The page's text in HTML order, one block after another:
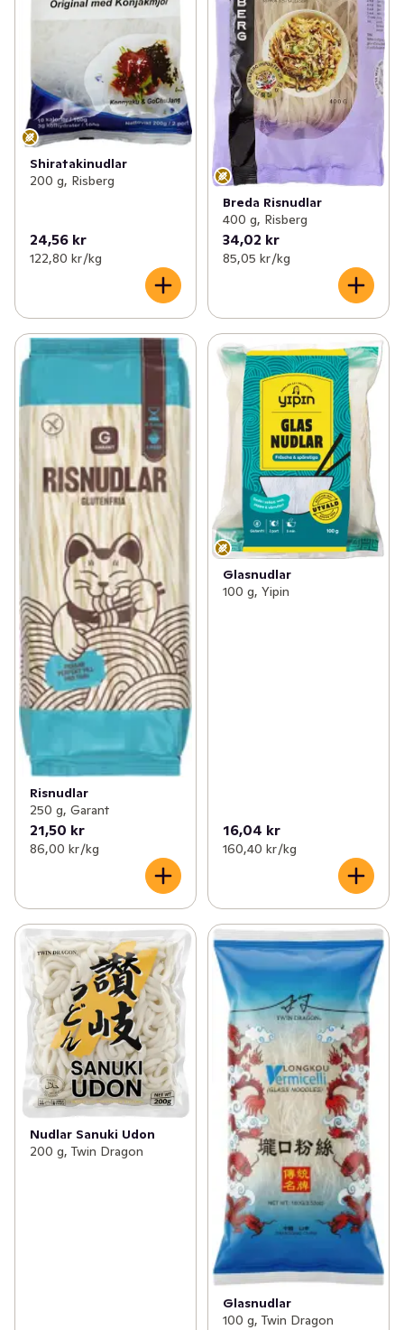
Shiratakinudlar
200 g, Risberg
24,56 kr
122,80 kr /kg
Breda Risnudlar
400 g, Risberg
34,02 kr
85,05 kr /kg
Risnudlar
250 g, Garant
21,50 kr
86,00 kr /kg
Glasnudlar
100 g, Yipin
16,04 kr
160,40 kr /kg
Nudlar Sanuki Udon
200 g, Twin Dragon
Glasnudlar
100 g, Twin Dragon